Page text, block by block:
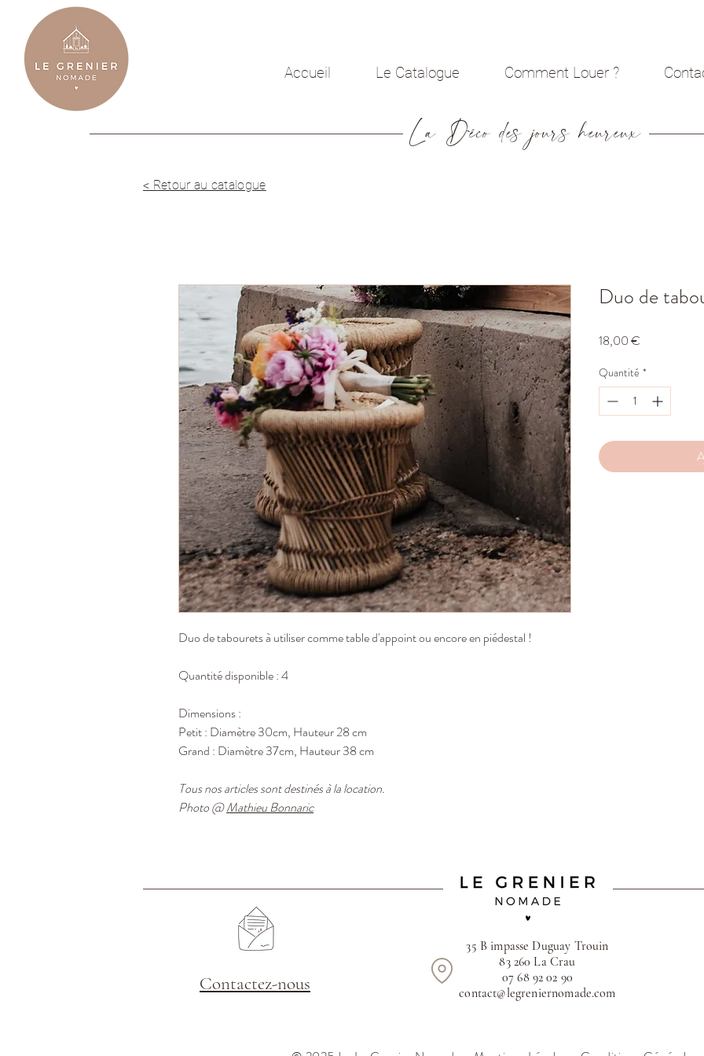
Accueil Le Catalogue Comment Louer ?
La Déco des jours heureux
Duo de tabourets à utiliser comme table d'appoint ou encore en piédestal !
Quantité disponible : 4
Dimensions :
Petit : Diamètre 30cm, Hauteur 28 cm
Grand : Diamètre 37cm, Hauteur 38 cm
Tous nos articles sont destinés à la location.
Photo @Mathieu Bonnaric
Duo de
18,00 €
Quantité *
< Retour au catalogue
Contactez-nous
35 B impasse Duguay Trouin
83 260 La Crau
07 68 92 02 90
contact@legreniernomade.com